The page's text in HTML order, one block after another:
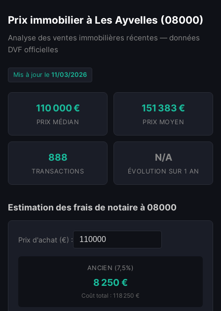
Prix immobilier à Les Ayvelles (08000)
Analyse des ventes immobilières récentes — données
DVF officielles
Mis à jour le 11/03/2026
110 000 €
PRIX MÉDIAN
151 383 €
PRIX MOYEN
888
TRANSACTIONS
N/A
ÉVOLUTION SUR 1 AN
Estimation des frais de notaire à 08000
Prix d'achat (€) :
ANCIEN (7,5%)
8 250 €
Coût total : 118 250 €